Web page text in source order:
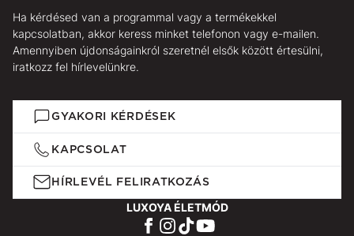
Ha kérdésed van a programmal vagy a termékekkel
kapcsolatban, akkor keress minket telefonon vagy e-mailen.
Amennyiben újdonságainkról szeretnél elsők között értesülni,
iratkozz fel hírlevelünkre.
GYAKORI KÉRDÉSEK
KAPCSOLAT
HÍRLEVÉL FELIRATKOZÁS
LUXOYA ÉLETMÓD